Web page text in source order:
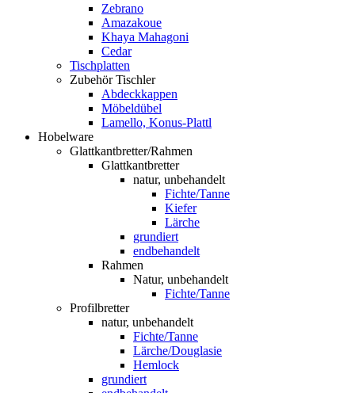
Zebrano
Amazakoue
Khaya Mahagoni
Cedar
Tischplatten
Zubehör Tischler
Abdeckkappen
Möbeldübel
Lamello, Konus-Plattl
Hobelware
Glattkantbretter/Rahmen
Glattkantbretter
natur, unbehandelt
Fichte/Tanne
Kiefer
Lärche
grundiert
endbehandelt
Rahmen
Natur, unbehandelt
Fichte/Tanne
Profilbretter
natur, unbehandelt
Fichte/Tanne
Lärche/Douglasie
Hemlock
grundiert